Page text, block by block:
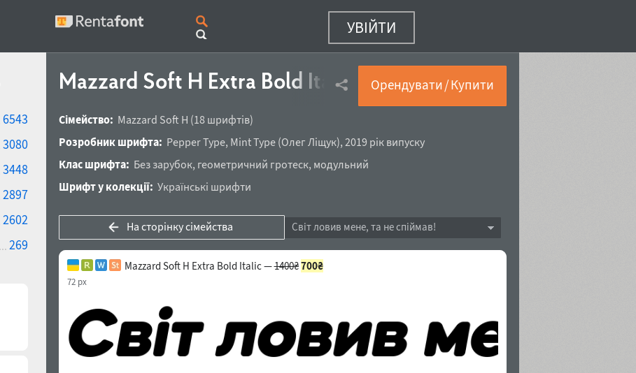
УВІЙТИ
6543
3080
3448
2897
2602
269
Mazzard Soft H Extra Bold Italic (16 з 18)
Орендувати / Купити
Сімейство: Mazzard Soft H (18 шрифтів)
Розробник шрифта: Pepper Type, Mint Type(Олег Ліщук), 2019 рік випуску
Клас шрифта: Без зарубок, геометричний гротеск, модульний
Шрифт у колекції: Українські шрифти
На сторінку сімейства Світ ловив мене, та не спіймав!
Mazzard Soft H Extra Bold Italic —1400₴700₴
72 px